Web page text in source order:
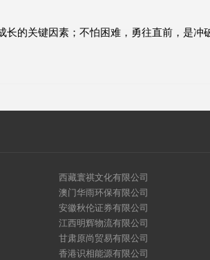
的关键因素；不怕困难，勇往直前，是
西藏寰祺文化有限公司
澳门华雨环保有限公司
安徽秋伦证券有限公司
江西明辉物流有限公司
甘肃原尚贸易有限公司
香港识相能源有限公司